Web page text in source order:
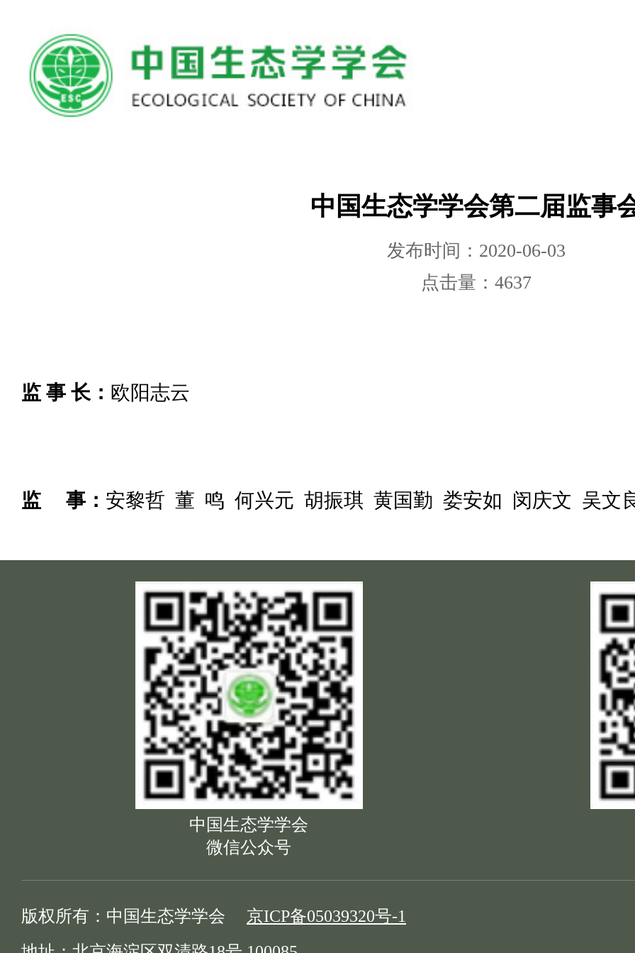
首页>>监事会
中国生态学学会第二届监事
发布时间：2020-06-03
点击量：4637
监 事 长： 欧阳志云
监 事： 安黎哲 董 鸣 何兴元 胡振琪 黄国勤 娄安如 闵庆文 吴文
中国生态学学会
微信公众号
版权所有：中国生态学学会 京ICP备05039320号-1